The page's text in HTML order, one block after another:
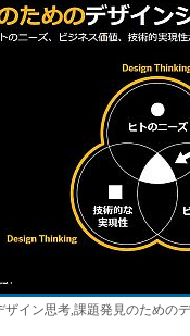
イン思考,課題発見のための